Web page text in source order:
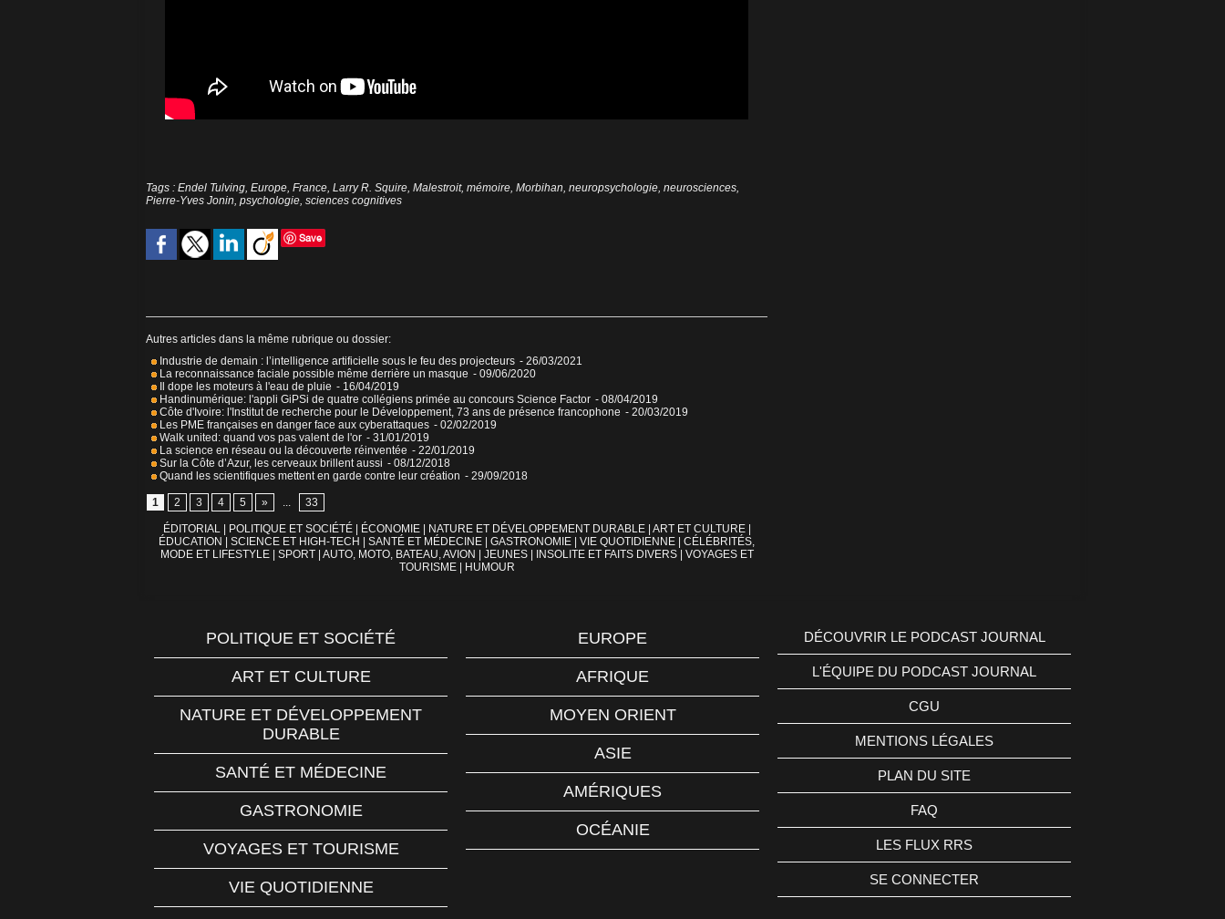
Tags : Endel Tulving, Europe, France, Larry R. Squire, Malestroit, mémoire, Morbihan, neuropsychologie, neurosciences,
Pierre-Yves Jonin, psychologie, sciences cognitives
Save
Autres articles dans la même rubrique ou dossier:
Industrie de demain : l’intelligence artificielle sous le feu des projecteurs - 26/03/2021
La reconnaissance faciale possible même derrière un masque - 09/06/2020
Il dope les moteurs à l'eau de pluie - 16/04/2019
Handinumérique: l'appli GiPSi de quatre collégiens primée au concours Science Factor - 08/04/2019
Côte d'Ivoire: l'Institut de recherche pour le Développement, 73 ans de présence francophone - 20/03/2019
Les PME françaises en danger face aux cyberattaques - 02/02/2019
Walk united: quand vos pas valent de l'or - 31/01/2019
La science en réseau ou la découverte réinventée - 22/01/2019
Sur la Côte d’Azur, les cerveaux brillent aussi - 08/12/2018
Quand les scientifiques mettent en garde contre leur création - 29/09/2018
1 2 3 4 5 » ... 33
ÉDITORIAL POLITIQUE ET SOCIÉTÉ ÉCONOMIE NATURE ET DÉVELOPPEMENT DURABLE ART ET CULTURE
ÉDUCATION
SCIENCE ET HIGH-TECH SANTÉ ET MÉDECINE GASTRONOMIE VIE QUOTIDIENNE
CÉLÉBRITÉS,
MODE ET LIFESTYLE
SPORT AUTO, MOTO, BATEAU, AVION JEUNES INSOLITE ET FAITS DIVERS
VOYAGES ET
TOURISME
HUMOUR
POLITIQUE ET SOCIÉTÉ
ART ET CULTURE
NATURE ET DÉVELOPPEMENT
DURABLE
SANTÉ ET MÉDECINE
GASTRONOMIE
VOYAGES ET TOURISME
VIE QUOTIDIENNE
EUROPE
AFRIQUE
MOYEN ORIENT
ASIE
AMÉRIQUES
OCÉANIE
DÉCOUVRIR LE PODCAST JOURNAL
L'ÉQUIPE DU PODCAST JOURNAL
CGU
MENTIONS LÉGALES
PLAN DU SITE
FAQ
LES FLUX RRS
SE CONNECTER